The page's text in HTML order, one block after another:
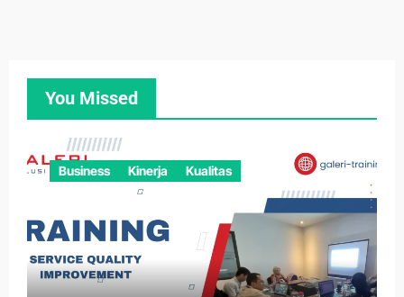
You Missed
Business Kinerja Kualitas